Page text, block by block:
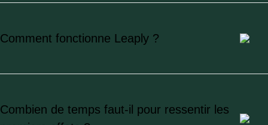
Comment fonctionne Leaply ?
Combien de temps faut-il pour ressentir les